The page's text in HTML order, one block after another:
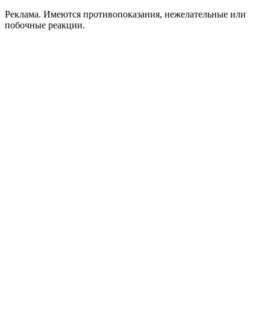
Реклама. Имеются противопоказания, нежелательные или
побочные реакции.